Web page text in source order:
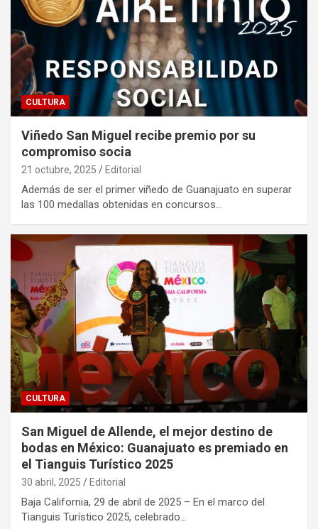
CULTURA
Viñedo San Miguel recibe premio por su
compromiso socia
21 octubre, 2025 Editorial
Además de ser el primer viñedo de Guanajuato en superar
las 100 medallas obtenidas en concursos…
CULTURA
San Miguel de Allende, el mejor destino de
bodas en México: Guanajuato es premiado en
el Tianguis Turístico 2025
30 abril, 2025 Editorial
Baja California, 29 de abril de 2025 – En el marco del
Tianguis Turístico 2025, celebrado…